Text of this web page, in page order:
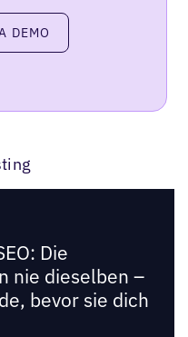
DEMO
Die
nie dieselben –
bevor sie dich